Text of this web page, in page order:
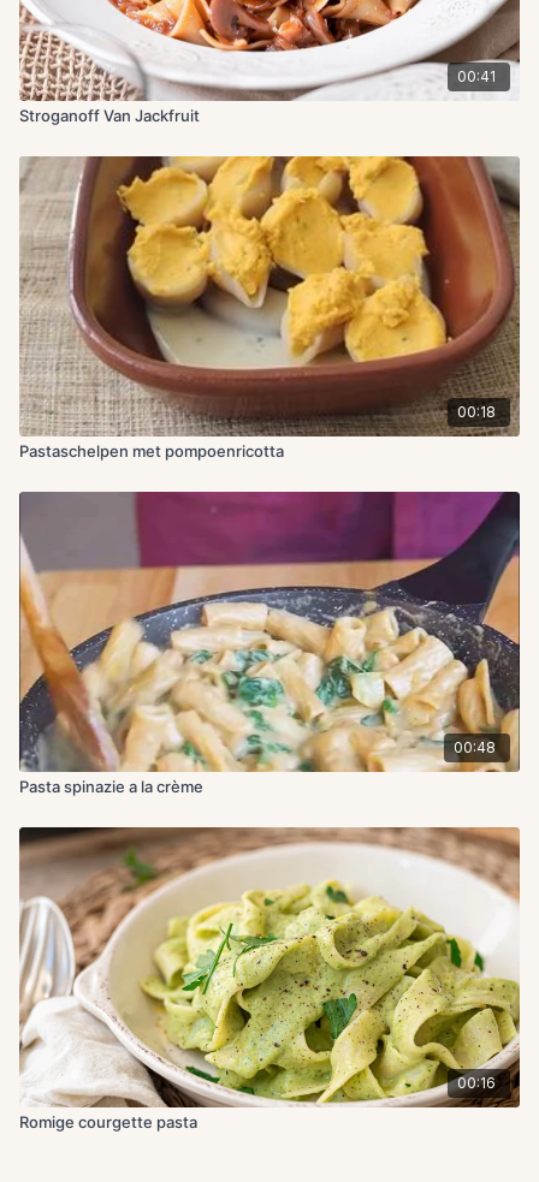
00:41
Stroganoff Van Jackfruit
00:18
Pastaschelpen met pompoenricotta
00:48
Pasta spinazie a la crème
00:16
Romige courgette pasta